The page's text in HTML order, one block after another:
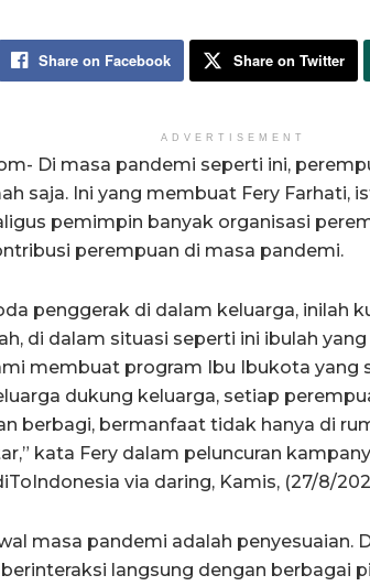
Share on Facebook Share on Twitter
ADVERTISEMENT
Di masa pandemi seperti ini,
saja. Ini yang membuat Fery Farhati,
pemimpin banyak organisasi
perempuan di masa pandemi.
penggerak di dalam keluarga, inilah
di dalam situasi seperti ini ibulah
membuat program Ibu Ibukota yang
dukung keluarga, setiap
berbagi, bermanfaat tidak hanya di
kata Fery dalam peluncuran
via daring, Kamis, (27/8/
masa pandemi adalah penyesuaian.
langsung dengan berbagai